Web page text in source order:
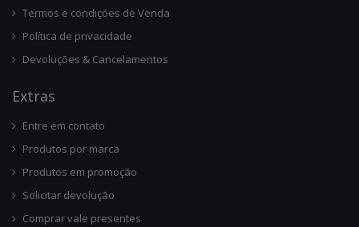
Termos e condições de Venda
Política de privacidade
Devoluções & Cancelamentos
ExtRas
Entre em contato
Produtos por marca
Produtos em promoção
Solicitar devolução
Comprar vale presentes